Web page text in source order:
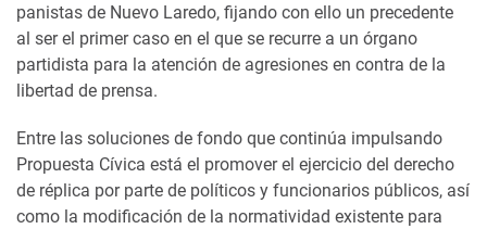
panistas de Nuevo Laredo, fijando con ello un precedente
al ser el primer caso en el que se recurre a un órgano
partidista para la atención de agresiones en contra de la
libertad de prensa.
Entre las soluciones de fondo que continúa impulsando
Propuesta Cívica está el promover el ejercicio del derecho
de réplica por parte de políticos y funcionarios públicos, así
como la modificación de la normatividad existente para